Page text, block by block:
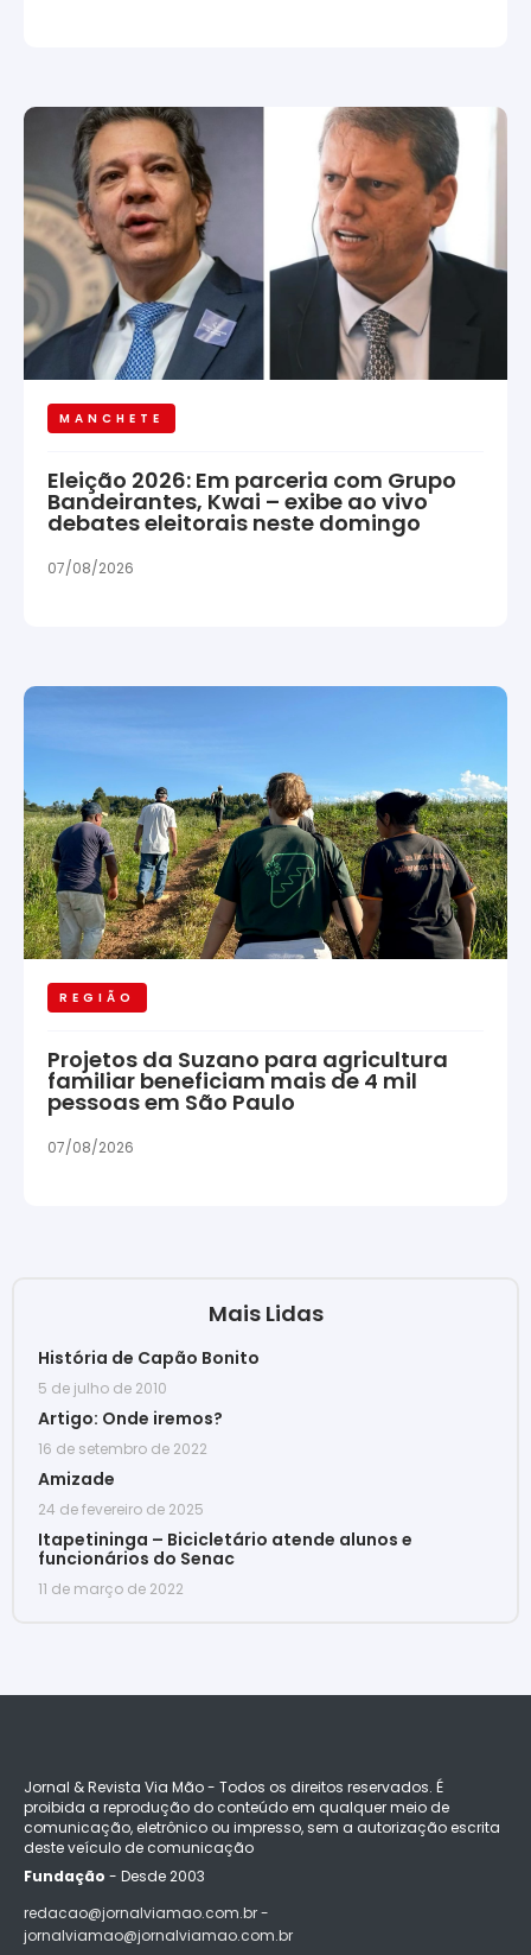
MANCHETE
Eleição 2026: Em parceria com Grupo
Bandeirantes, Kwai – exibe ao vivo
debates eleitorais neste domingo
07/08/2026
REGIÃO
Projetos da Suzano para agricultura
familiar beneficiam mais de 4 mil
pessoas em São Paulo
07/08/2026
Mais Lidas
História de Capão Bonito
5 de julho de 2010
Artigo: Onde iremos?
16 de setembro de 2022
Amizade
24 de fevereiro de 2025
Itapetininga – Bicicletário atende alunos e
funcionários do Senac
11 de março de 2022
Jornal & Revista Via Mão - Todos os direitos reservados. É
proibida a reprodução do conteúdo em qualquer meio de
comunicação, eletrônico ou impresso, sem a autorização escrita
deste veículo de comunicação
Fundação - Desde 2003
redacao@jornalviamao.com.br -
jornalviamao@jornalviamao.com.br